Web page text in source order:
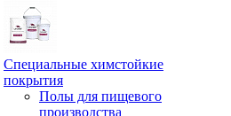
Специальные химстойкие
покрытия
Полы для пищевого
производства